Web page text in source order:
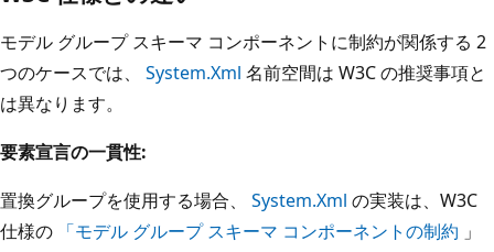
モデル グループ スキーマ コンポーネントに制約が関係する 2
つのケースでは、 System.Xml 名前空間は W3C の推奨事項と
は異なります。
要素宣言の一貫性:
置換グループを使用する場合、 System.Xml の実装は、W3C
仕様の 「モデル グループ スキーマ コンポーネントの制約 」